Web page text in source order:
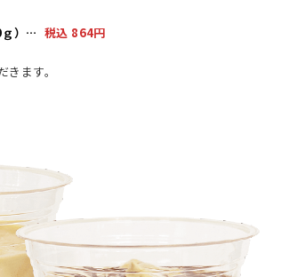
ｇ）… 税込 864円
ます。